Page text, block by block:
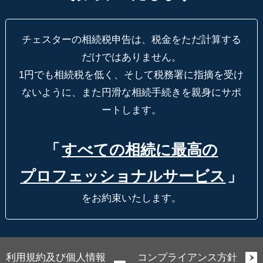
チェスターの相続税申告は、税金をただ計算する
だけではありません。
1円でも相続税を低く、そして税務署に指摘を受け
ないように、
また円滑な相続手続きを親身にサポ
ートします。
「 すべての相続に最高の
プロフェッショナルサービス 」
をお約束いたします。
利用規約及び個人情報 コンプライアンス方針